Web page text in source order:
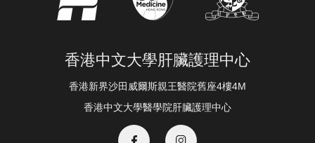
香港中文大學肝臟護理中心
香港新界沙田威爾斯親王醫院舊座4樓4M
香港中文大學醫學院肝臟護理中心